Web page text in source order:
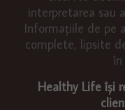
interpretarea sau
Informațiile de pe
complete, lipsite
în
Healthy Life își